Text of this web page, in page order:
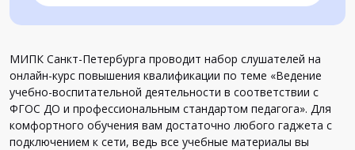
МИПК Санкт-Петербурга проводит набор слушателей на
онлайн-курс повышения квалификации по теме «Ведение
учебно-воспитательной деятельности в соответствии с
ФГОС ДО и профессиональным стандартом педагога». Для
комфортного обучения вам достаточно любого гаджета с
подключением к сети, ведь все учебные материалы вы